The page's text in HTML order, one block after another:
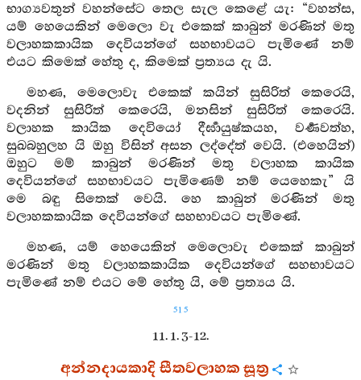
භාග්‍යවතුන් වහන්සේට තෙල සැල කෙළේ යැ: “වහන්ස,
යම් හෙයෙකින් මෙලො වැ එකෙක් කාබුන් මරණින් මතු
වලාහකකායික දෙවියන්ගේ සහභාවයට පැමිණේ නම්
එයට කිමෙක් හේතු ද, කිමෙක් ප්‍රත්‍යය දැ යි.
මහණ, මෙලොවැ එකෙක් කයින් සුසිරිත් කෙරෙයි,
වදනින් සුසිරිත් කෙරෙයි, මනසින් සුසිරිත් කෙරෙයි.
වලාහක කායික දෙවියෝ දීර්‍ඝායුෂ්කයහ, වර්‍ණවත්හ,
සුඛබහුලහ යි ඔහු විසින් අසන ලද්දේත් වෙයි. (එහෙයින්)
ඔහුට මම් කාබුන් මරණින් මතු වලාහක කායික
දෙවියන්ගේ සහභාවයට පැමිණෙම් නම් යෙහෙකැ” යි
මෙ බඳු සිතෙක් වෙයි. හෙ කාබුන් මරණින් මතු
වලාහකකායික දෙවියන්ගේ සහභාවයට පැමිණේ.
මහණ, යම් හෙයෙකින් මෙලොවැ එකෙක් කාබුන්
මරණින් මතු වලාහකකායික දෙවියන්ගේ සහභාවයට
පැමිණේ නම් එයට මේ හේතු යි, මේ ප්‍රත්‍යය යි.
515
11. 1. 3-12.
අන්නදායකාදි සීතවලාහක සූත්‍ර